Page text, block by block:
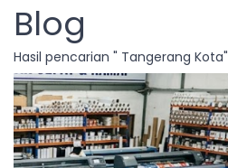
Blog
Hasil pencarian " Tangerang Kota"